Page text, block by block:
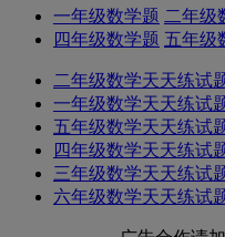
一年级数学题 二年级
四年级数学题 五年级
二年级数学天天练试
一年级数学天天练试
五年级数学天天练试
四年级数学天天练试
三年级数学天天练试
六年级数学天天练试